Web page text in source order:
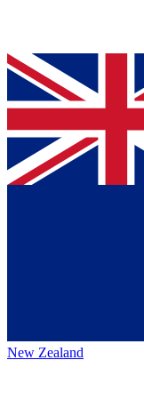
New Zealand